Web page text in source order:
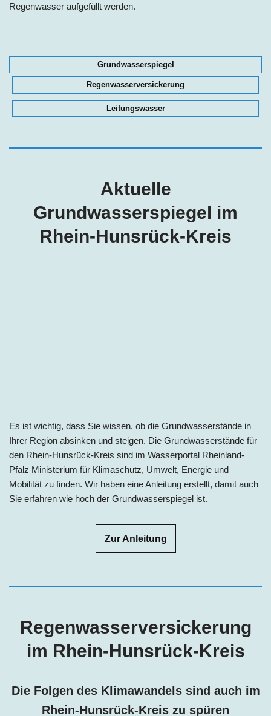
Regenwasser aufgefüllt werden.
Grundwasserspiegel
Regenwasserversickerung
Leitungswasser
Aktuelle
Grundwasserspiegel im
Rhein-Hunsrück-Kreis
Es ist wichtig, dass Sie wissen, ob die Grundwasserstände in
Ihrer Region absinken und steigen. Die Grundwasserstände für
den Rhein-Hunsrück-Kreis sind im Wasserportal Rheinland-
Pfalz Ministerium für Klimaschutz, Umwelt, Energie und
Mobilität zu finden. Wir haben eine Anleitung erstellt, damit auch
Sie erfahren wie hoch der Grundwasserspiegel ist.
Zur Anleitung
Regenwasserversickerung
im Rhein-Hunsrück-Kreis
Die Folgen des Klimawandels sind auch im
Rhein-Hunsrück-Kreis zu spüren